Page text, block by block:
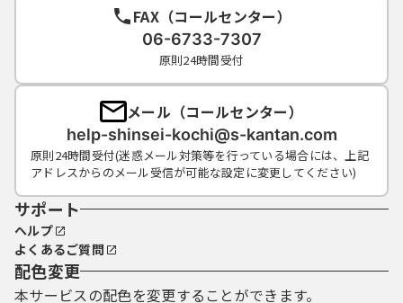
成団体の職権において抹消することができる
ものとします。
（６）構成団体は、利用者ＩＤ及びパスワー
ド、整理番号及びパスワード（申請
データ用）を使用して行われた手続きについ
ては、本人がこれを行ったも
のとみなします。
５ 電子証明書の取得・管理
（１）利用者が、システムを利用して申請･届
出等の手続を行う場合に、電子的な署名（以
ものがあります。電子署名が必要な手続につ
いては、自ら電子証明書を取得して、申請･届
出等のデータに署名を付けて申請するものと
FAX（コールセンター）
06-6733-7307
原則24時間受付
メール（コールセンター）
help-shinsei-kochi@s-kantan.com
原則24時間受付(迷惑メール対策等を行っている場合には、上記
アドレスからのメール受信が可能な設定に変更してください)
サポート
ヘルプ
よくあるご質問
配色変更
本サービスの配色を変更することができます。